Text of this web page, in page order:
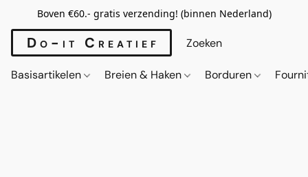
Boven €60.- gratis verzending! (binnen Nederland)
Do-it Creatief
Basisartikelen Breien & Haken Borduren